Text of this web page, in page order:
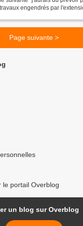
engendrés par
Page suivante >
le portail Overblog
un blog sur Overblog